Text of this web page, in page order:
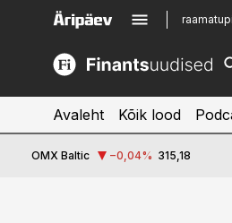
kinnisvarauudised.ee
logistikauudised.ee
Avaleht Kõik lood
OMX Baltic −0,04% 315,18